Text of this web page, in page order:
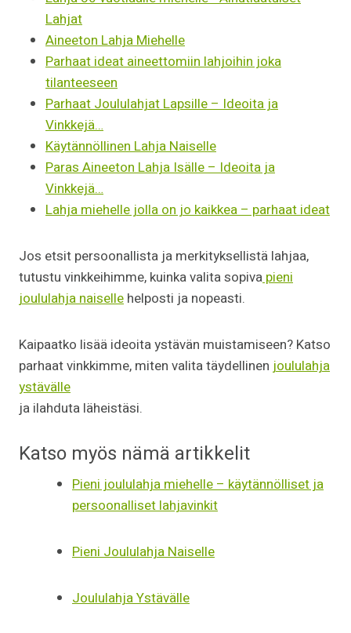
Lahjat
Aineeton Lahja Miehelle
Parhaat ideat aineettomiin lahjoihin joka
tilanteeseen
Parhaat Joululahjat Lapsille – Ideoita ja
Vinkkejä…
Käytännöllinen Lahja Naiselle
Paras Aineeton Lahja Isälle – Ideoita ja
Vinkkejä…
Lahja miehelle jolla on jo kaikkea – parhaat ideat
Jos etsit persoonallista ja merkityksellistä lahjaa,
tutustu vinkkeihimme, kuinka valita sopivapieni
joululahja naiselle helposti ja nopeasti.
Kaipaatko lisää ideoita ystävän muistamiseen? Katso
parhaat vinkkimme, miten valita täydellinen joululahja
ystävälle
ja ilahduta läheistäsi.
Katso myös nämä artikkelit
Pieni joululahja miehelle – käytännölliset ja
persoonalliset lahjavinkit
Pieni Joululahja Naiselle
Joululahja Ystävälle